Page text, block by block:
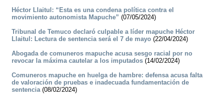
Héctor Llaitul: “Esta es una condena política contra el
movimiento autonomista Mapuche” (07/05/2024)
Tribunal de Temuco declaró culpable a líder mapuche Héctor
Llaitul: Lectura de sentencia será el 7 de mayo (22/04/2024)
Abogada de comuneros mapuche acusa sesgo racial por no
revocar la máxima cautelar a los imputados (14/02/2024)
Comuneros mapuche en huelga de hambre: defensa acusa falta
de valoración de pruebas e inadecuada fundamentación de
sentencia(08/02/2024)